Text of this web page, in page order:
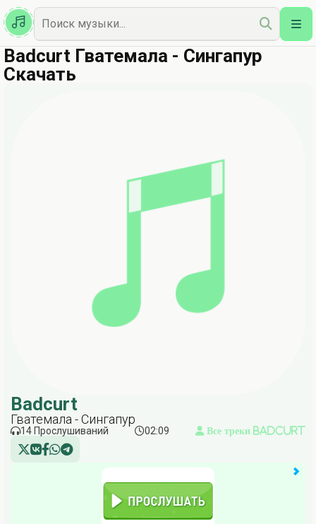
Казахская
Наш Топ
Badcurt Гватемала - Сингапур
Скачать
Badcurt
Гватемала - Сингапур
14 Прослушиваний 02:09 Все треки Badcurt